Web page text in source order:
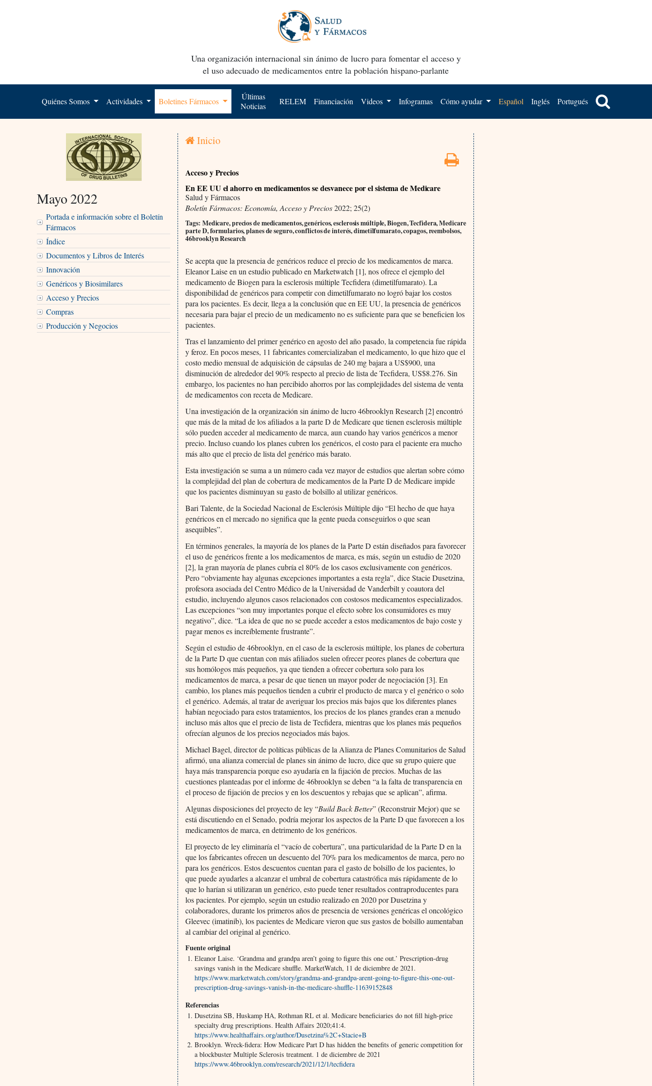
Una organización internacional sin ánimo de lucro para fomentar el acceso y
el uso adecuado de medicamentos entre la población hispano-parlante
Quiénes Somos Actividades Boletines Fármacos
Últimas
Noticias
RELEM Financiación Videos Infogramas Cómo ayudar Español Inglés Portugués
Mayo 2022
Portada e información sobre el Boletín
Fármacos
Índice
Documentos y Libros de Interés
Innovación
Genéricos y Biosimilares
Acceso y Precios
Compras
Producción y Negocios
Inicio
Acceso y Precios
En EE UU el ahorro en medicamentos se desvanece por el sistema de Medicare
Salud y Fármacos
Boletín Fármacos: Economía, Acceso y Precios2022; 25(2)
Tags: Medicare, precios de medicamentos, genéricos, esclerosis múltiple, Biogen, Tecfidera, Medicare
parte D, formularios, planes de seguro, conflictos de interés, dimetilfumarato, copagos, reembolsos,
46brooklyn Research
Se acepta que la presencia de genéricos reduce el precio de los medicamentos de marca.
Eleanor Laise en un estudio publicado en Marketwatch [1], nos ofrece el ejemplo del
medicamento de Biogen para la esclerosis múltiple Tecfidera (dimetilfumarato). La
disponibilidad de genéricos para competir con dimetilfumarato no logró bajar los costos
para los pacientes. Es decir, llega a la conclusión que en EE UU, la presencia de genéricos
necesaria para bajar el precio de un medicamento no es suficiente para que se beneficien los
pacientes.
Tras el lanzamiento del primer genérico en agosto del año pasado, la competencia fue rápida
y feroz. En pocos meses, 11 fabricantes comercializaban el medicamento, lo que hizo que el
costo medio mensual de adquisición de cápsulas de 240 mg bajara a US$900, una
disminución de alrededor del 90% respecto al precio de lista de Tecfidera, US$8.276. Sin
embargo, los pacientes no han percibido ahorros por las complejidades del sistema de venta
de medicamentos con receta de Medicare.
Una investigación de la organización sin ánimo de lucro 46brooklyn Research [2] encontró
que más de la mitad de los afiliados a la parte D de Medicare que tienen esclerosis múltiple
sólo pueden acceder al medicamento de marca, aun cuando hay varios genéricos a menor
precio. Incluso cuando los planes cubren los genéricos, el costo para el paciente era mucho
más alto que el precio de lista del genérico más barato.
Esta investigación se suma a un número cada vez mayor de estudios que alertan sobre cómo
la complejidad del plan de cobertura de medicamentos de la Parte D de Medicare impide
que los pacientes disminuyan su gasto de bolsillo al utilizar genéricos.
Bari Talente, de la Sociedad Nacional de Esclerósis Múltiple dijo “El hecho de que haya
genéricos en el mercado no significa que la gente pueda conseguirlos o que sean
asequibles”.
En términos generales, la mayoría de los planes de la Parte D están diseñados para favorecer
el uso de genéricos frente a los medicamentos de marca, es más, según un estudio de 2020
[2], la gran mayoría de planes cubría el 80% de los casos exclusivamente con genéricos.
Pero “obviamente hay algunas excepciones importantes a esta regla”, dice Stacie Dusetzina,
profesora asociada del Centro Médico de la Universidad de Vanderbilt y coautora del
estudio, incluyendo algunos casos relacionados con costosos medicamentos especializados.
Las excepciones “son muy importantes porque el efecto sobre los consumidores es muy
negativo”, dice. “La idea de que no se puede acceder a estos medicamentos de bajo coste y
pagar menos es increíblemente frustrante”.
Según el estudio de 46brooklyn, en el caso de la esclerosis múltiple, los planes de cobertura
de la Parte D que cuentan con más afiliados suelen ofrecer peores planes de cobertura que
sus homólogos más pequeños, ya que tienden a ofrecer cobertura solo para los
medicamentos de marca, a pesar de que tienen un mayor poder de negociación [3]. En
cambio, los planes más pequeños tienden a cubrir el producto de marca y el genérico o solo
el genérico. Además, al tratar de averiguar los precios más bajos que los diferentes planes
habían negociado para estos tratamientos, los precios de los planes grandes eran a menudo
incluso más altos que el precio de lista de Tecfidera, mientras que los planes más pequeños
ofrecían algunos de los precios negociados más bajos.
Michael Bagel, director de políticas públicas de la Alianza de Planes Comunitarios de Salud
afirmó, una alianza comercial de planes sin ánimo de lucro, dice que su grupo quiere que
haya más transparencia porque eso ayudaría en la fijación de precios. Muchas de las
cuestiones planteadas por el informe de 46brooklyn se deben “a la falta de transparencia en
el proceso de fijación de precios y en los descuentos y rebajas que se aplican”, afirma.
Algunas disposiciones del proyecto de ley “Build Back Better” (Reconstruir Mejor) que se
está discutiendo en el Senado, podría mejorar los aspectos de la Parte D que favorecen a los
medicamentos de marca, en detrimento de los genéricos.
El proyecto de ley eliminaría el “vacío de cobertura”, una particularidad de la Parte D en la
que los fabricantes ofrecen un descuento del 70% para los medicamentos de marca, pero no
para los genéricos. Estos descuentos cuentan para el gasto de bolsillo de los pacientes, lo
que puede ayudarles a alcanzar el umbral de cobertura catastrófica más rápidamente de lo
que lo harían si utilizaran un genérico, esto puede tener resultados contraproducentes para
los pacientes. Por ejemplo, según un estudio realizado en 2020 por Dusetzina y
colaboradores, durante los primeros años de presencia de versiones genéricas el oncológico
Gleevec (imatinib), los pacientes de Medicare vieron que sus gastos de bolsillo aumentaban
al cambiar del original al genérico.
Fuente original
Eleanor Laise. ‘Grandma and grandpa aren’t going to figure this one out.’ Prescription-drug
savings vanish in the Medicare shuffle. MarketWatch, 11 de diciembre de 2021.
https://www.marketwatch.com/story/grandma-and-grandpa-arent-going-to-figure-this-one-out-
prescription-drug-savings-vanish-in-the-medicare-shuffle-11639152848
Referencias
Dusetzina SB, Huskamp HA, Rothman RL et al. Medicare beneficiaries do not fill high-price
specialty drug prescriptions. Health Affairs 2020;41:4.
https://www.healthaffairs.org/author/Dusetzina%2C+Stacie+B
Brooklyn. Wreck-fidera: How Medicare Part D has hidden the benefits of generic competition for
a blockbuster Multiple Sclerosis treatment. 1 de diciembre de 2021
https://www.46brooklyn.com/research/2021/12/1/tecfidera